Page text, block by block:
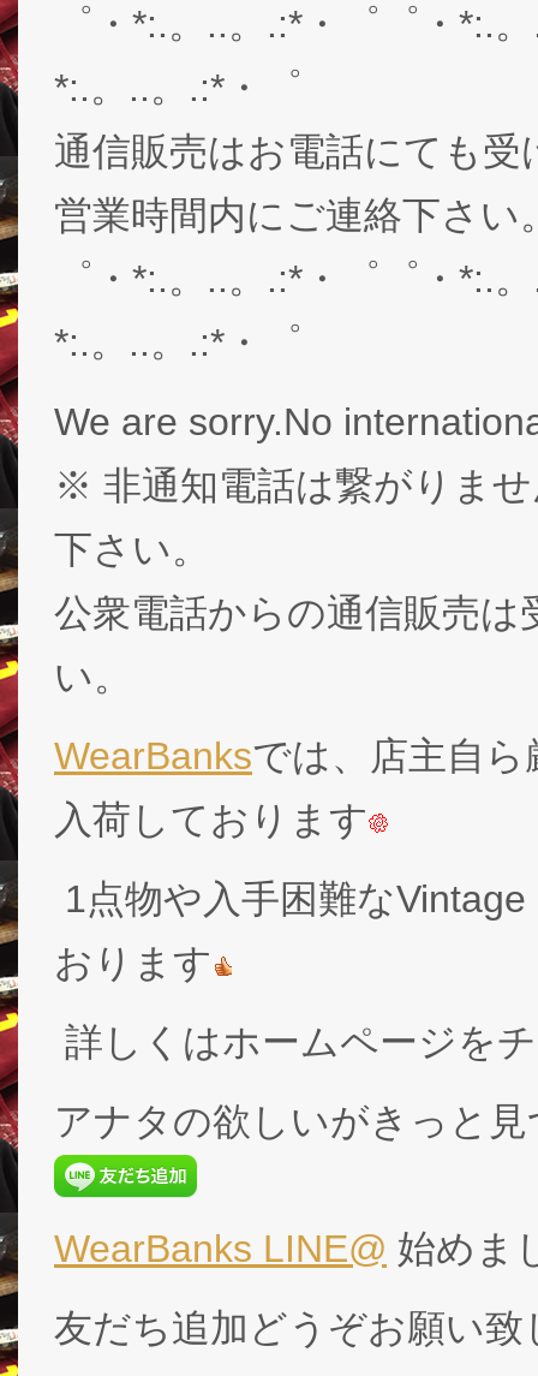
゜・*:.。..。.:*・゜゜・*:.
*:.。..。.:*・゜
通信販売はお電話にても
営業時間内にご連絡下さい
゜・*:.。..。.:*・゜゜・*:.
*:.。..。.:*・゜
We are sorry.No
※ 非通知電話は繋がりま
下さい。
公衆電話からの通信販売
い。
WearBanksでは、店主自
入荷しております
1点物や入手困難な
おります
詳しくはホームページを
アナタの欲しいがきっと
WearBanks LINE@ 始めま
友だち追加どうぞお願い致